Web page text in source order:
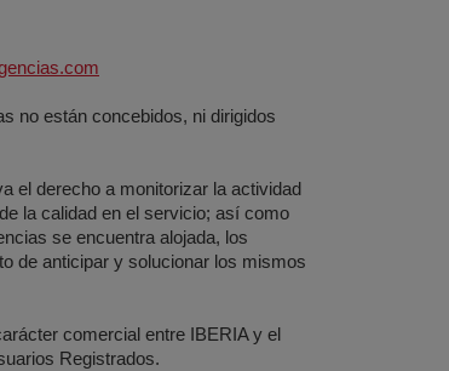
no están concebidos, ni dirigidos
el derecho a monitorizar la actividad
la calidad en el servicio; así como
se encuentra alojada, los
de anticipar y solucionar los mismos
comercial entre IBERIA y el
Registrados.